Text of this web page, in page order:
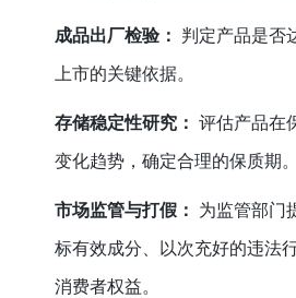
成品出厂检验： 判定产品是否
上市的关键依据。
存储稳定性研究： 评估产品在
变化趋势，确定合理的保质期。
市场监管与打假： 为监管部门
标有效成分、以次充好的违法
消费者权益。